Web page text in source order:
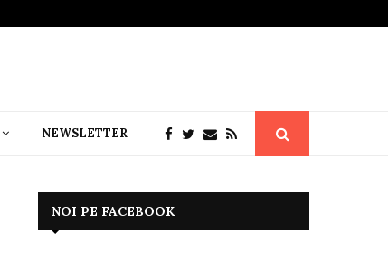
NEWSLETTER
NOI PE FACEBOOK